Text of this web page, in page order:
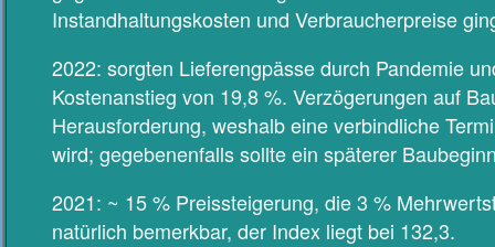
Instandhaltungskosten und Verbraucherpreise
2022: sorgten Lieferengpässe durch Pandemie
Kostenanstieg von 19,8 %. Verzögerungen auf
Herausforderung, weshalb eine verbindliche
wird; gegebenenfalls sollte ein späterer
2021: ~ 15 % Preissteigerung, die 3 %
natürlich bemerkbar, der Index liegt bei 132,3.